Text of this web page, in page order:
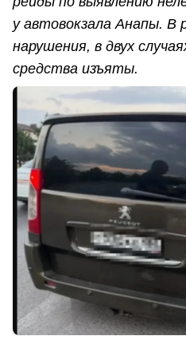
у автовокзала Анапы. В
нарушения, в двух
средства изъяты.